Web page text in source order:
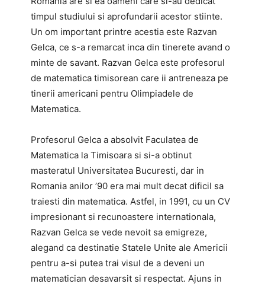
timpul studiului si aprofundarii acestor stiinte.
Un om important printre acestia este Razvan
Gelca, ce s-a remarcat inca din tinerete avand o
minte de savant. Razvan Gelca este profesorul
de matematica timisorean care ii antreneaza pe
tinerii americani pentru Olimpiadele de
Matematica.
Profesorul Gelca a absolvit Faculatea de
Matematica la Timisoara si si-a obtinut
masteratul Universitatea Bucuresti, dar in
Romania anilor ’90 era mai mult decat dificil sa
traiesti din matematica. Astfel, in 1991, cu un CV
impresionant si recunoastere internationala,
Razvan Gelca se vede nevoit sa emigreze,
alegand ca destinatie Statele Unite ale Americii
pentru a-si putea trai visul de a deveni un
matematician desavarsit si respectat. Ajuns in